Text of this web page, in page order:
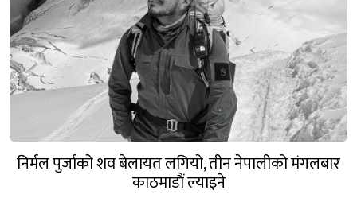
निर्मल पुर्जाको शव बेलायत लगियो, तीन नेपालीको मंगलबार
काठमाडौं ल्याइने